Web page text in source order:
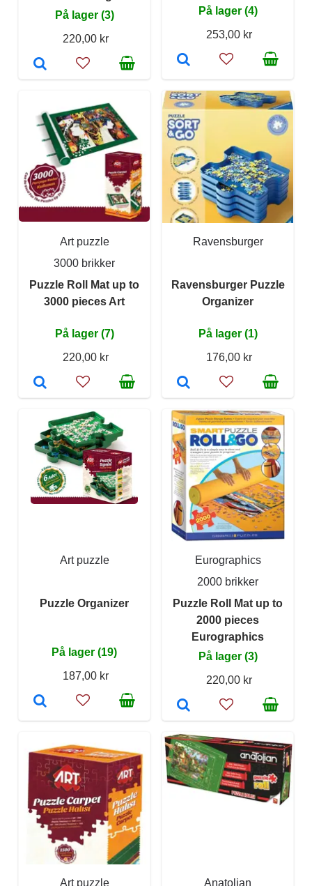
På lager (3)
220,00 kr
På lager (4)
253,00 kr
Art puzzle
3000 brikker
Puzzle Roll Mat up to
3000 pieces Art
På lager (7)
220,00 kr
Ravensburger
Ravensburger Puzzle
Organizer
På lager (1)
176,00 kr
Art puzzle
Puzzle Organizer
På lager (19)
187,00 kr
Eurographics
2000 brikker
Puzzle Roll Mat up to
2000 pieces
Eurographics
På lager (3)
220,00 kr
Art puzzle
Anatolian